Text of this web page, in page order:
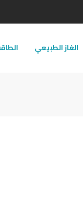
الغاز الطبيعي